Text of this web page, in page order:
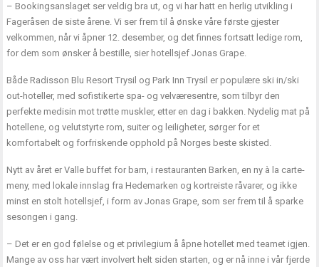
– Bookingsanslaget ser veldig bra ut, og vi har hatt en herlig utvikling i
Fageråsen de siste årene. Vi ser frem til å ønske våre første gjester
velkommen, når vi åpner 12. desember, og det finnes fortsatt ledige rom,
for dem som ønsker å bestille, sier hotellsjef Jonas Grape.
Både Radisson Blu Resort Trysil og Park Inn Trysil er populære ski in/ski
out-hoteller, med sofistikerte spa- og velværesentre, som tilbyr den
perfekte medisin mot trøtte muskler, etter en dag i bakken. Nydelig mat på
hotellene, og velutstyrte rom, suiter og leiligheter, sørger for et
komfortabelt og forfriskende opphold på Norges beste skisted.
Nytt av året er Valle buffet for barn, i restauranten Barken, en ny à la carte-
meny, med lokale innslag fra Hedemarken og kortreiste råvarer, og ikke
minst en stolt hotellsjef, i form av Jonas Grape, som ser frem til å sparke
sesongen i gang.
– Det er en god følelse og et privilegium å åpne hotellet med teamet igjen.
Mange av oss har vært involvert helt siden starten, og er nå inne i vår fjerde